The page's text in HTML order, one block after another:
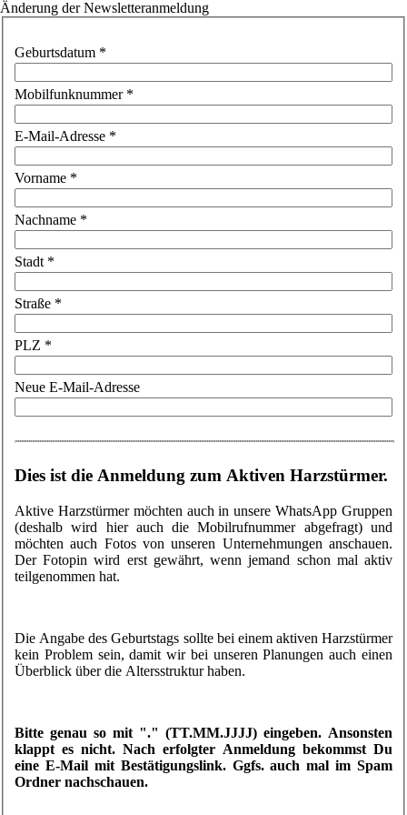
Änderung der Newsletteranmeldung
Geburtsdatum *
Mobilfunknummer*
E-Mail-Adresse *
Vorname *
Nachname *
Stadt *
Straße *
PLZ *
Neue E-Mail-Adresse
Dies ist die Anmeldung zum Aktiven Harzstürmer.
Aktive Harzstürmer möchten auch in unsere WhatsApp Gruppen
(deshalb wird hier auch die Mobilrufnummer abgefragt) und
möchten auch Fotos von unseren Unternehmungen anschauen.
Der Fotopin wird erst gewährt, wenn jemand schon mal aktiv
teilgenommen hat.
Die Angabe des Geburtstags sollte bei einem aktiven Harzstürmer
kein Problem sein, damit wir bei unseren Planungen auch einen
Überblick über die Altersstruktur haben.
Bitte genau so mit "." (TT.MM.JJJJ) eingeben. Ansonsten
klappt es nicht. Nach erfolgter Anmeldung bekommst Du
eine E-Mail mit Bestätigungslink. Ggfs. auch mal im Spam
Ordner nachschauen.